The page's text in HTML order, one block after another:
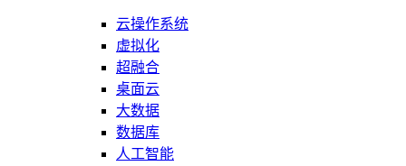
云操作系统
虚拟化
超融合
桌面云
大数据
数据库
人工智能